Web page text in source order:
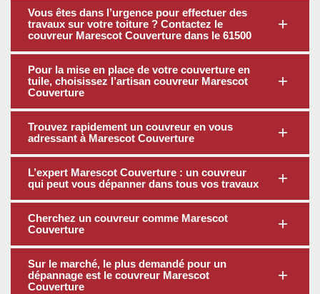
Vous êtes dans l’urgence pour effectuer des
travaux sur votre toiture ? Contactez le
couvreur Marescot Couverture dans le 61500
Pour la mise en place de votre couverture en
tuile, choisissez l’artisan couvreur Marescot
Couverture
Trouvez rapidement un couvreur en vous
adressant à Marescot Couverture
L’expert Marescot Couverture : un couvreur
qui peut vous dépanner dans tous vos travaux
Cherchez un couvreur comme Marescot
Couverture
Sur le marché, le plus demandé pour un
dépannage est le couvreur Marescot
Couverture